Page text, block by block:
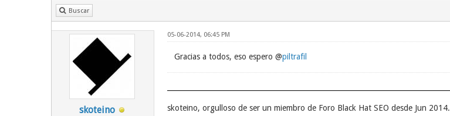
Buscar
skoteino
05-06-2014, 06:45 PM
Gracias a todos, eso espero @piltrafil
skoteino, orgulloso de ser un miembro de Foro Black Hat SEO desde Jun 2014.